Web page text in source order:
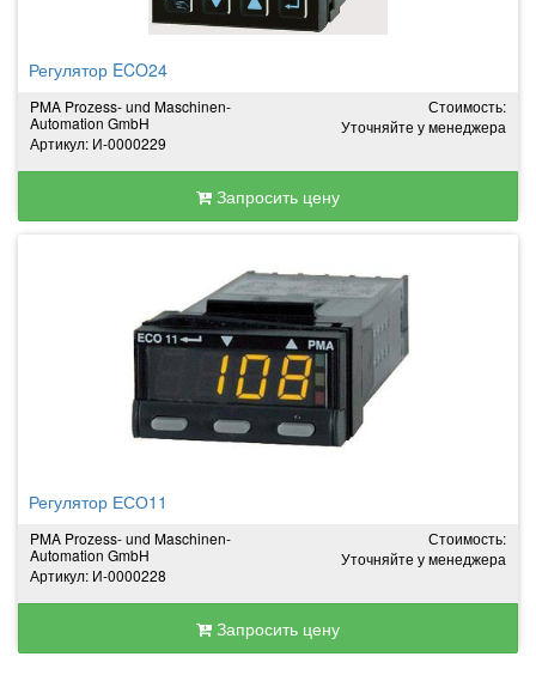
Регулятор ECO24
PMA Prozess- und Maschinen-
Automation GmbH
Артикул: И-0000229
Стоимость:
Уточняйте у менеджера
Запросить цену
Регулятор ЕСО11
PMA Prozess- und Maschinen-
Automation GmbH
Артикул: И-0000228
Стоимость:
Уточняйте у менеджера
Запросить цену